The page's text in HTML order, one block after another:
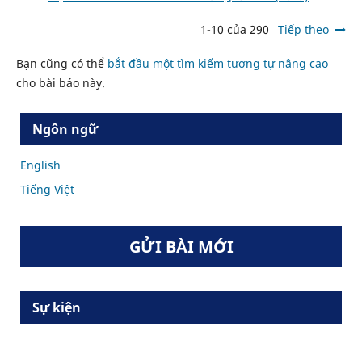
1-10 của 290 Tiếp theo
Bạn cũng có thể bắt đầu một tìm kiếm tương tự nâng cao
cho bài báo này.
Ngôn ngữ
English
Tiếng Việt
GỬI BÀI MỚI
Sự kiện